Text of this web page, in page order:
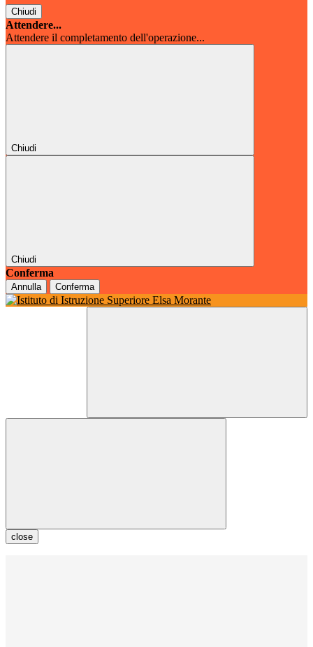
Chiudi
Attendere...
Attendere il completamento dell'operazione...
Chiudi
Chiudi
Conferma
Annulla Conferma
close